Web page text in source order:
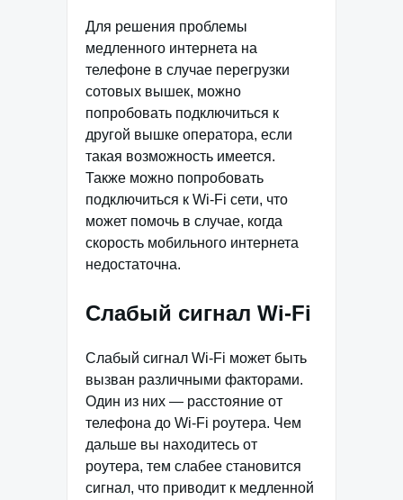
Для решения проблемы
медленного интернета на
телефоне в случае перегрузки
сотовых вышек, можно
попробовать подключиться к
другой вышке оператора, если
такая возможность имеется.
Также можно попробовать
подключиться к Wi-Fi сети, что
может помочь в случае, когда
скорость мобильного интернета
недостаточна.
Слабый сигнал Wi-Fi
Слабый сигнал Wi-Fi может быть
вызван различными факторами.
Один из них — расстояние от
телефона до Wi-Fi роутера. Чем
дальше вы находитесь от
роутера, тем слабее становится
сигнал, что приводит к медленной